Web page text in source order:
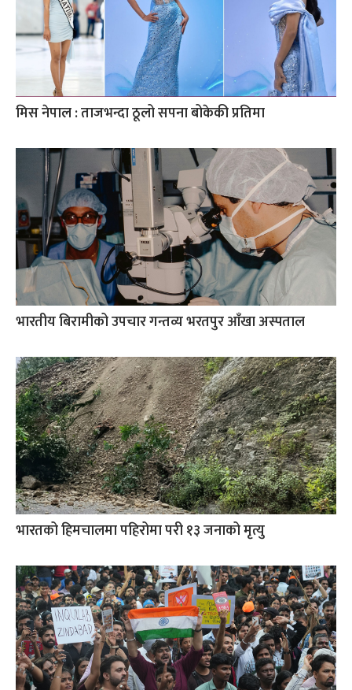
मिस नेपाल : ताजभन्दा ठूलो सपना बोकेकी प्रतिमा
भारतीय बिरामीको उपचार गन्तव्य भरतपुर आँखा अस्पताल
भारतको हिमचालमा पहिरोमा परी १३ जनाको मृत्यु